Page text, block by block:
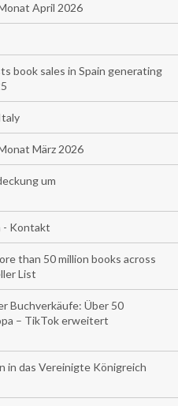
April 2026
book sales in Spain generating
März 2026
um
- Kontakt
than 50 million books across
List
Buchverkäufe: Über 50
– TikTok erweitert
in das Vereinigte Königreich